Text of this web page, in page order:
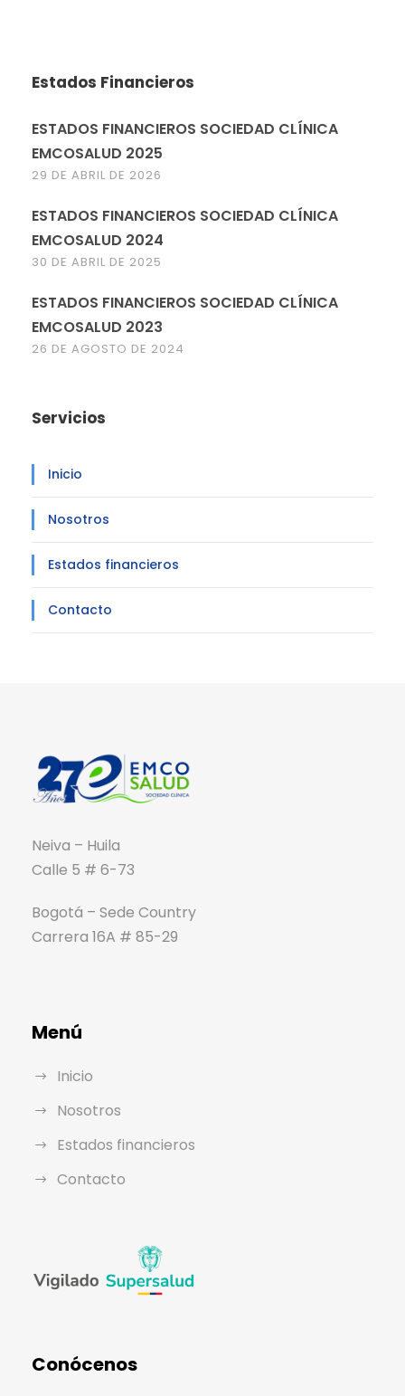
Estados Financieros
ESTADOS FINANCIEROS SOCIEDAD CLÍNICA
EMCOSALUD 2025
29 DE ABRIL DE 2026
ESTADOS FINANCIEROS SOCIEDAD CLÍNICA
EMCOSALUD 2024
30 DE ABRIL DE 2025
ESTADOS FINANCIEROS SOCIEDAD CLÍNICA
EMCOSALUD 2023
26 DE AGOSTO DE 2024
Servicios
Inicio
Nosotros
Estados financieros
Contacto
Neiva – Huila
Calle 5 # 6-73
Bogotá – Sede Country
Carrera 16A # 85-29
Menú
Inicio
Nosotros
Estados financieros
Contacto
Conócenos